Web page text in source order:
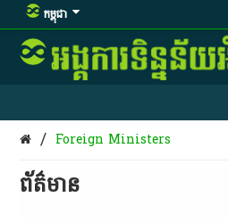
កម្ពុជា
/ Foreign Ministers
ព័ត៌មាន​